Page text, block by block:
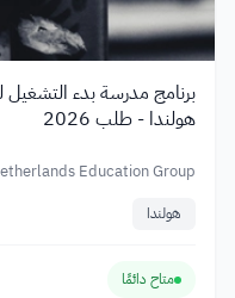
برنامج مدرسة بدء التشغيل
هولندا - طلب 2026
Education Group
هولندا
متاح دائمًا